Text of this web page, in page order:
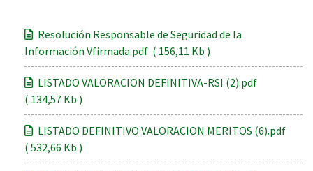
Resolución Responsable de Seguridad de la
Información Vfirmada.pdf ( 156,11 Kb )
LISTADO VALORACION DEFINITIVA-RSI (2).pdf
( 134,57 Kb )
LISTADO DEFINITIVO VALORACION MERITOS (6).pdf
( 532,66 Kb )